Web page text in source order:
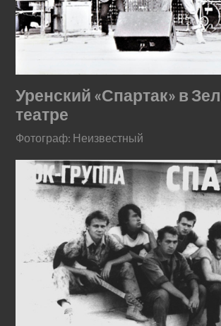
Уренский «Спартак» в
театре
Фотограф: Неизвестный